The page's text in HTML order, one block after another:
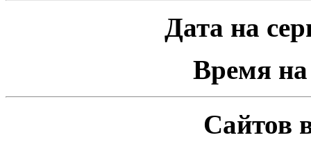
Дата на
Время на
Сайтов